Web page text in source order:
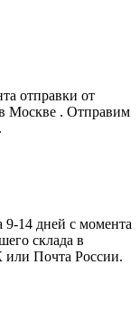
отправки от
Москве . Отправим
9-14 дней с момента
склада в
Почта России.